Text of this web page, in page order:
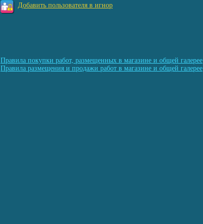
Добавить пользователя в игнор
Правила покупки работ, размещенных в магазине и общей галерее
Правила размещения и продажи работ в магазине и общей галерее